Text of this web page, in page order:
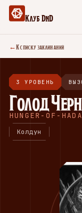
Клуб DnD
←К списку заклинаний
3 УРОВЕНЬ
Голод
HUNGER-OF-
Колдун